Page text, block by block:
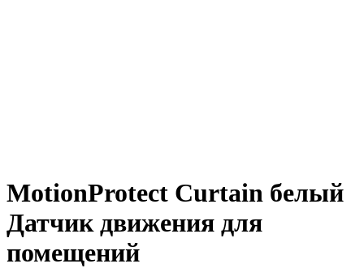
MotionProtect Curtain белый
Датчик движения для
помещений